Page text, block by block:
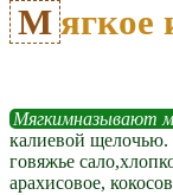
Мягкимназывают
калиевой
говяжье
арахисовое,